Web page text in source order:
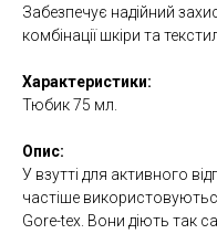
Забезпечує надійний
комбінації шкіри та
Характеристики:
Тюбик 75 мл.
Опис:
У взутті для активного
частіше
Gore-tex. Вони діють так